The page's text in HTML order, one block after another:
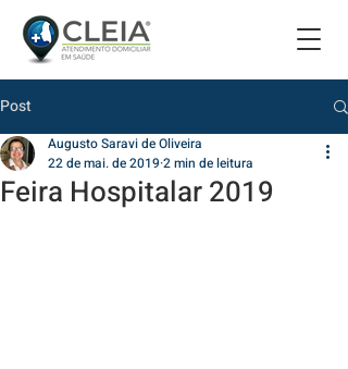
Post
​Feira Hospitalar 2019
Augusto Saravi de Oliveira
22 de mai. de 2019 2 min de leitura